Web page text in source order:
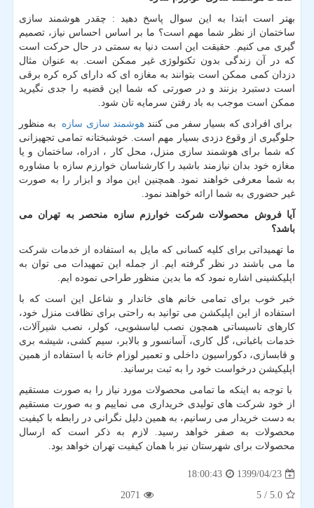
بهتر است ابتدا به این سوال پاسخ دهید : چقدر هوشمند سازی
ساختمان از نظر شما مهم است؟ ما بر اساس احساس نیاز، تصمیم
گیری می کنیم. حقیقت این است دنیا به سمتی در حال حرکت است
که در آن زندگی بدون تکنولوژی غیر ممکن است. به عنوان مثال
دزدان کمی ممکن است بتوانند به مغازه ای که دارای کره کره برقی
است دستبرد بزنند و در صورتی که شما این قضیه را جدی نگیرید
ممکن است موجب به باد رفتن سرمایه تان شود.
برای افرادی که بسیار سفر می کنندهوشمند سازی سازه به منظور
جلوگیری از وقوع دزدی بسیار مهم است. خوشبختانه تمامی تجهیزانی
که شما برای هوشمند سازی منزل، محل کار ، ادراه، ساختمان و یا
مغازه خود بدان نیازمند باشید را کارشناسان خوارزم سازه با مشاوره
به شما معرفی خواهند نمود. همچنین این مواد و ابزار را به صورت
غیر حضوری به شما ارائه خواهند نمود.
آیا فروش محصولات شرکت خوارزم سازه منحصر به تهران می
باشد؟
ما تهمیداتی برای کلیه کسانی که مایل به استفاده از خدمات شرکت
ما می باشند در نظر گرفته ایم. از جمله این تمهیدات می توان به
اپلیکشینی اشاره نمود که ما بدین منظور طراحی نموده ایم.
خبر خوب برای تمامی خانم های خاندار و شاعل این است که با
استفاده از این اپلیکشن می توانید به راحتی برای نظافت منزل خود،
کارهای تاسیساتی همچون نصب لباسشویی، کولر، نصب شیرآلات،
خدمات باغبانی، گل کاری، آسانسور و بالابر، سیم کشی، شیشه بری
و قابسازی، دکوراسیون داخلی و تعمیر لوزام خانه با استفاده از همین
اپلیکیشن درخواست خود را به ثبت برسانید.
با توجه به اینکه ما تمامی محصولات مورد نیاز را به صورت مستقیم
از خود شرکت های تولیدی خریداری می نماییم و به صورت مستقیم
به دست خریدار می رسانیم، به همین دلیل نگرانی در رابطه با کیفیت
محصولات به صفر خواهد رسید. لازم به ذکر است که ارسال
محصولات برای شهرستان نیز با همان کیفیت تهران خواهد بود.
1399/04/23
18:00:43
5.0
/ 5
2071